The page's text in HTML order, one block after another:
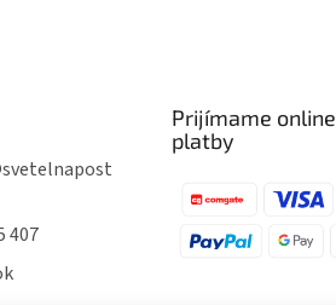
svetelnapost
407
Prijímame online
platby